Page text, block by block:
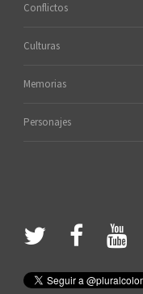
Conflictos
Culturas
Memorias
Personajes